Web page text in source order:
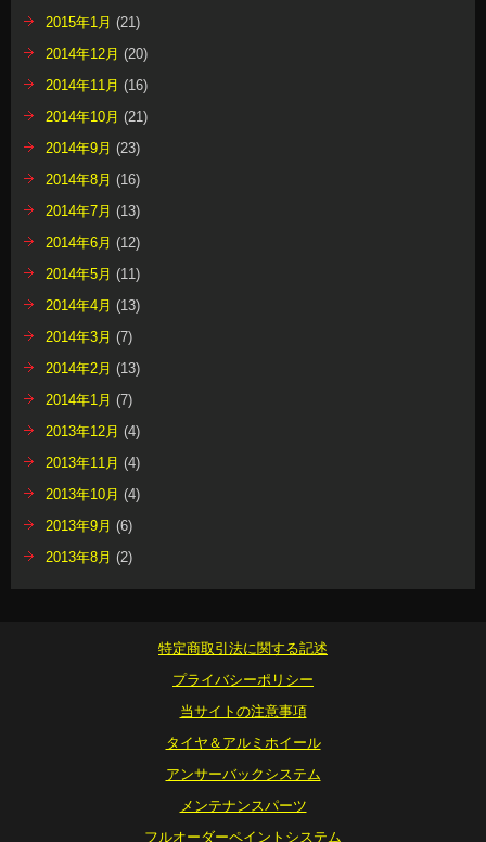
2015年1月 (21)
2014年12月 (20)
2014年11月 (16)
2014年10月 (21)
2014年9月 (23)
2014年8月 (16)
2014年7月 (13)
2014年6月 (12)
2014年5月 (11)
2014年4月 (13)
2014年3月 (7)
2014年2月 (13)
2014年1月 (7)
2013年12月 (4)
2013年11月 (4)
2013年10月 (4)
2013年9月 (6)
2013年8月 (2)
特定商取引法に関する記述
プライバシーポリシー
当サイトの注意事項
タイヤ＆アルミホイール
アンサーバックシステム
メンテナンスパーツ
フルオーダーペイントシステム